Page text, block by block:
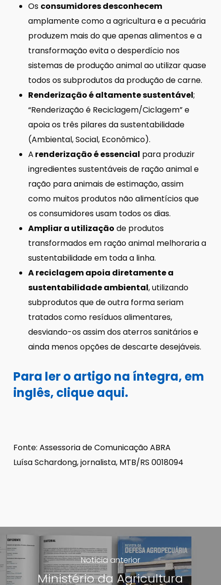
Os consumidores desconhecem
amplamente como a agricultura e a pecuária
produzem mais do que apenas alimentos e a
transformação evita o desperdício nos
sistemas de produção animal ao utilizar quase
todos os subprodutos da produção de carne.
Renderização é altamente sustentável;
“Renderização é Reciclagem/Ciclagem” e
apoia os três pilares da sustentabilidade
(Ambiental, Social, Econômico).
A renderização é essencial para produzir
ingredientes sustentáveis de ração animal e
ração para animais de estimação, assim
como muitos produtos não alimentícios que
os consumidores usam todos os dias.
Ampliar a utilização de produtos
transformados em ração animal melhoraria a
sustentabilidade em toda a linha.
A reciclagem apoia diretamente a
sustentabilidade ambiental, utilizando
subprodutos que de outra forma seriam
tratados como resíduos alimentares,
desviando-os assim dos aterros sanitários e
ainda menos opções de descarte desejáveis.
Para ler o artigo na íntegra, em
inglês, clique aqui.
Fonte: Assessoria de Comunicação ABRA
Luísa Schardong, jornalista, MTB/RS 0018094
Notícia anterior
Ministério da Agricultura